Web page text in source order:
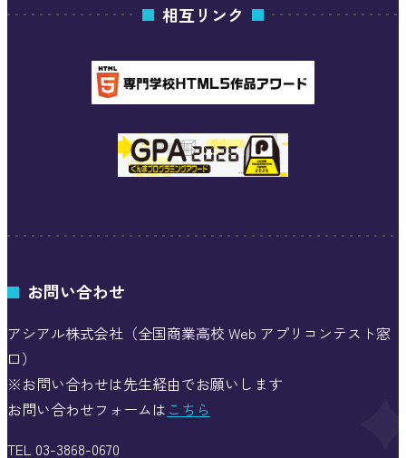
相互リンク
お問い合わせ
アシアル株式会社（全国商業高校 Web アプリコンテスト窓
口）
※お問い合わせは先生経由でお願いします
お問い合わせフォームは こちら
TEL 03-3868-0670